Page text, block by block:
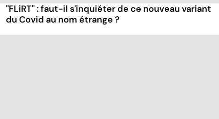
"FLiRT" : faut-il s'inquiéter de ce nouveau variant
du Covid au nom étrange ?